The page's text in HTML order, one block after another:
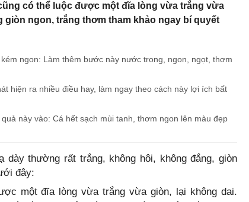
có thể luộc được một đĩa lòng vừa trắng vừa
giòn ngon, trắng thơm tham khảo ngay bí quyết
ngon: Làm thêm bước này nước trong, ngon, ngọt, thơm
hiện ra nhiều điều hay, làm ngay theo cách này lợi ích bất
này vào: Cá hết sạch mùi tanh, thơm ngon lên màu đẹp
dày thường rất trắng, không hôi, không đắng, giòn
đây:
một đĩa lòng vừa trắng vừa giòn, lại không dai.